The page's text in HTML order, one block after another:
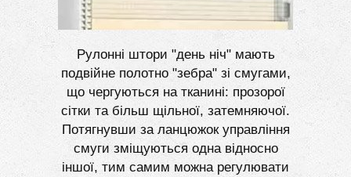
Рулонні штори "день ніч" мають
подвійне полотно "зебра" зі смугами,
що чергуються на тканині: прозорої
сітки та більш щільної, затемняючої.
Потягнувши за ланцюжок управління
смуги зміщуються одна відносно
іншої, тим самим можна регулювати